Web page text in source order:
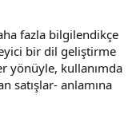
fazla bilgilendikçe
bir dil geliştirme
yönüyle, kullanımda
satışlar- anlamına